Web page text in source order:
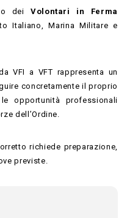
dei Volontari in Ferma
Italiano, Marina Militare e
VFI a VFT rappresenta un
concretamente il proprio
opportunità professionali
dell’Ordine.
richiede preparazione,
previste.